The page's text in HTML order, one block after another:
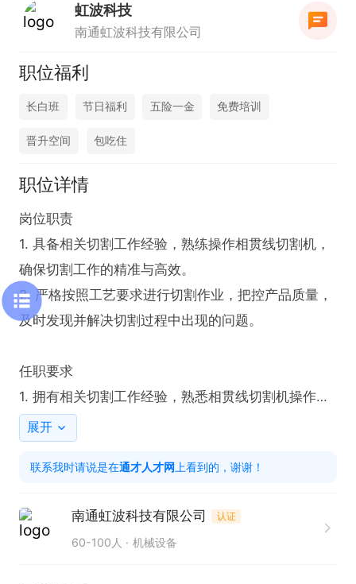
虹波科技
南通虹波科技有限公司
职位福利
长白班 节日福利 五险一金 免费培训
晋升空间 包吃住
职位详情
岗位职责
1. 具备相关切割工作经验，熟练操作相贯线切割机，
确保切割工作的精准与高效。
2. 严格按照工艺要求进行切割作业，把控产品质量，
及时发现并解决切割过程中出现的问题。
任职要求
1. 拥有相关切割工作经验，熟悉相贯线切割机操作流
程。
2. 持有相关岗位操作技能证书者优先考虑。
3. 工作认真负责，具备良好的质量意识和团队协作精
4. 能够适应长白班工作模式，吃苦耐劳。
展开
联系我时请说是在通才人才网 上看到的，谢谢！
南通虹波科技有限公司 认证
60-100人 机械设备